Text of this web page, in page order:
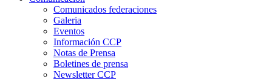
Comunicados federaciones
Galeria
Eventos
Información CCP
Notas de Prensa
Boletines de prensa
Newsletter CCP